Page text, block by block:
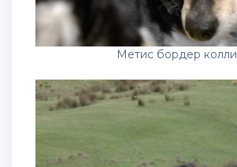
Метис бордер колли